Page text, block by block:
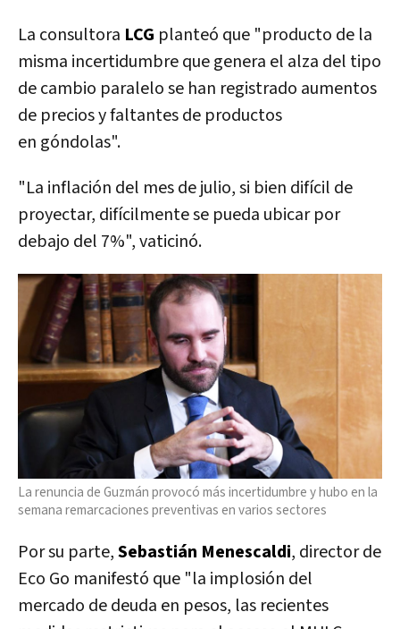
La consultora LCG planteó que "producto de la
misma incertidumbre que genera el alza del tipo
de cambio paralelo se han registrado aumentos
de precios y faltantes de productos
en góndolas".
"La inflación del mes de julio, si bien difícil de
proyectar, difícilmente se pueda ubicar por
debajo del 7%", vaticinó.
La renuncia de Guzmán provocó más incertidumbre y hubo en la
semana remarcaciones preventivas en varios sectores
Por su parte,Sebastián Menescaldi, director de
Eco Go manifestó que "la implosión del
mercado de deuda en pesos, las recientes